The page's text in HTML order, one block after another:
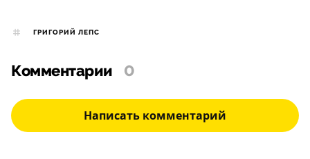
ГРИГОРИЙ ЛЕПС
Комментарии 0
Написать комментарий